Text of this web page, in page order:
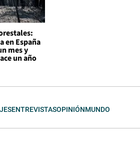
en España
mes y
un año
ENTREVISTASOPINIÓNMUNDO